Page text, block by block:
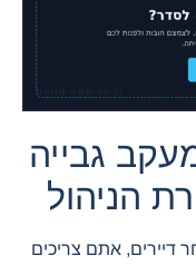
גבייה
הניהול
דיירים, אתם צריכים